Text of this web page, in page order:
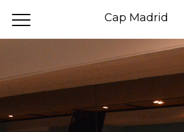
Cap Madrid